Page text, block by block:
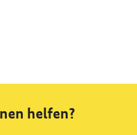
helfen?